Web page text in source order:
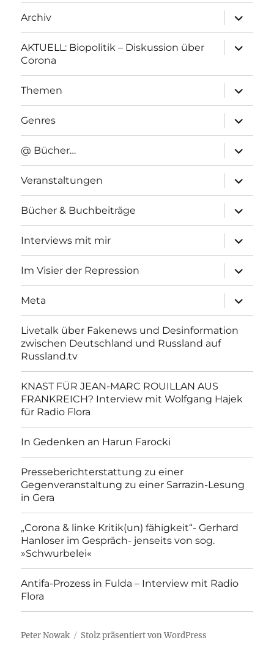
Archiv
anzeigen
AKTUELL: Biopolitik – Diskussion über
Corona
anzeigen
Themen
anzeigen
Genres
anzeigen
@ Bücher…
anzeigen
Veranstaltungen
anzeigen
Bücher & Buchbeiträge
anzeigen
Interviews mit mir
anzeigen
Im Visier der Repression
anzeigen
Meta
anzeigen
Livetalk über Fakenews und Desinformation
zwischen Deutschland und Russland auf
Russland.tv
KNAST FÜR JEAN-MARC ROUILLAN AUS
FRANKREICH? Interview mit Wolfgang Hajek
für Radio Flora
In Gedenken an Harun Farocki
Presseberichterstattung zu einer
Gegenveranstaltung zu einer Sarrazin-Lesung
in Gera
„Corona & linke Kritik(un) fähigkeit“- Gerhard
Hanloser im Gespräch- jenseits von sog.
»Schwurbelei«
Antifa-Prozess in Fulda – Interview mit Radio
Flora
Peter Nowak Stolz präsentiert von WordPress